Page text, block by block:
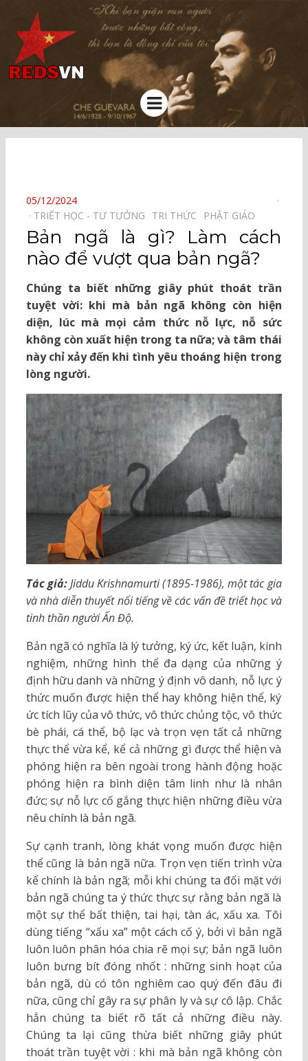
Kênh chia sẻ tri thức cộng đồng
Menu
POSTED
ON
05/12/2024
TRIẾT HỌC - TƯ TƯỞNG⠀ TRI THỨC⠀ PHẬT GIÁO⠀
Bản ngã là gì? Làm cách
nào để vượt qua bản ngã?
Chúng ta biết những giây phút thoát trần
tuyệt vời: khi mà bản ngã không còn hiện
diện, lúc mà mọi cảm thức nỗ lực, nỗ sức
không còn xuất hiện trong ta nữa; và tâm thái
này chỉ xảy đến khi tình yêu thoáng hiện trong
lòng người.
Tác giả:Jiddu Krishnamurti (1895-1986), một tác gia
và nhà diễn thuyết nổi tiếng về các vấn đề triết học và
tinh thần người Ấn Độ.
Bản ngã có nghĩa là lý tưởng, ký ức, kết luận, kinh
nghiệm, những hình thể đa dạng của những ý
định hữu danh và những ý định vô danh, nỗ lực ý
thức muốn được hiện thể hay không hiện thể, ký
ức tích lũy của vô thức, vô thức chủng tộc, vô thức
bè phái, cá thể, bộ lạc và trọn vẹn tất cả những
thực thể vừa kể, kể cả những gì được thể hiện và
phóng hiện ra bên ngoài trong hành động hoặc
phóng hiện ra bình diện tâm linh như là nhân
đức; sự nỗ lực cố gắng thực hiện những điều vừa
nêu chính là bản ngã.
Sự cạnh tranh, lòng khát vọng muốn được hiện
thể cũng là bản ngã nữa. Trọn vẹn tiến trình vừa
kể chính là bản ngã; mỗi khi chúng ta đối mặt với
bản ngã chúng ta ý thức thực sự rằng bản ngã là
một sự thể bất thiện, tai hại, tàn ác, xấu xa. Tôi
dùng tiếng “xấu xa” một cách cố ý, bởi vì bản ngã
luôn luôn phân hóa chia rẽ mọi sự; bản ngã luôn
luôn bưng bít đóng nhốt : những sinh hoạt của
bản ngã, dù có tôn nghiêm cao quý đến đâu đi
nữa, cũng chỉ gây ra sự phân ly và sự cô lập. Chắc
hẳn chúng ta biết rõ tất cả những điều này.
Chúng ta lại cũng thừa biết những giây phút
thoát trần tuyệt vời : khi mà bản ngã không còn